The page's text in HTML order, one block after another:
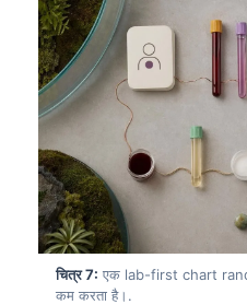
चित्र 7: एक lab-first chart
कम करता है।.
Кыргызча
Татар теле
Беларуская мова
Esperanto
Ślōnskŏ gŏdka
Norsk bokmål